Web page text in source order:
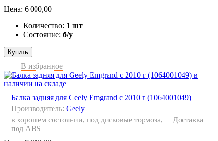
Цена: 6 000,00
Количество: 1 шт
Состояние: б/у
Купить
В избранное
Балка задняя для Geely Emgrand с 2010 г (1064001049)
Производитель: Geely
в хорошем состоянии, под дисковые тормоза,
под ABS
Доставка